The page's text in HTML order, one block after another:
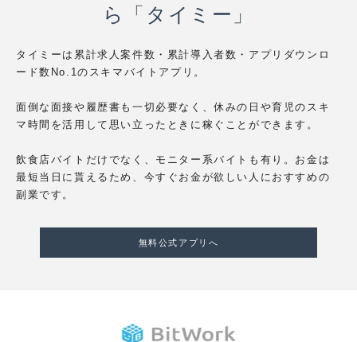
ら「タイミー」
タイミーは累計求人案件数・累計導入者数・アプリダウンロ
ード数No.1のスキマバイトアプリ。
面倒な面接や履歴書も一切必要なく、休みの日や育児のスキ
マ時間を活用して思い立ったときに稼ぐことができます。
飲食店バイトだけでなく、モニター系バイトも有り。お金は
最短当日に貰えるため、今すぐお金が欲しい人におすすめの
副業です。
無料公式アプリへ